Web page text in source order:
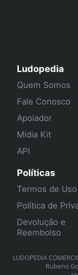
Ludopedia
Quem Somos
Fale Conosco
Apoiador
Mídia Kit
API
Políticas
Termos de Uso
Política de
Devolução e
Reembolso
LUDOPEDIA
Rubens